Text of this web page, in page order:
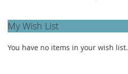
My Wish List
You have no items in your wish list.